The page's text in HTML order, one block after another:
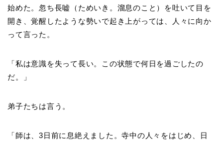
始めた。忽ち長嘘（ためいき。溜息のこと）を吐いて目を
開き、覚醒したような勢いで起き上がっては、人々に向か
って言った。
「私は意識を失って長い。この状態で何日を過ごしたの
だ。」
弟子たちは言う。
「師は、3日前に息絶えました。寺中の人々をはじめ、日